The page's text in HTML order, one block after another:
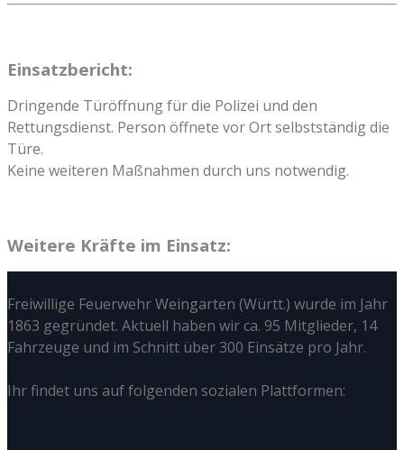
Einsatzbericht:
Dringende Türöffnung für die Polizei und den
Rettungsdienst. Person öffnete vor Ort selbstständig die
Türe.
Keine weiteren Maßnahmen durch uns notwendig.
Weitere Kräfte im Einsatz:
Freiwillige Feuerwehr Weingarten (Württ.) wurde im Jahr
1863 gegründet. Aktuell haben wir ca. 95 Mitglieder, 14
Fahrzeuge und im Schnitt über 300 Einsätze pro Jahr.
Ihr findet uns auf folgenden sozialen Plattformen: